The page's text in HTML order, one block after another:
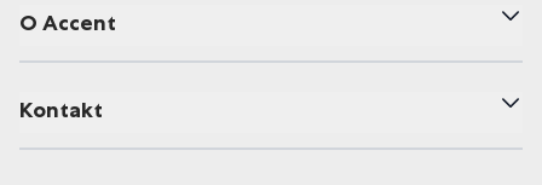
O Accent
Kontakt